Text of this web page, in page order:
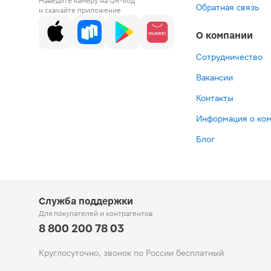
и скачайте приложение
Обратная связь
О компании
Сотрудничество
Вакансии
Контакты
Информация о
Блог
Служба поддержки
Для покупателей и контрагентов
8 800 200 78 03
Круглосуточно, звонок по России бесплатный